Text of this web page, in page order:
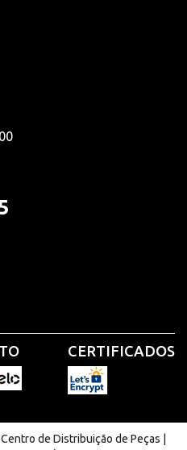
CERTIFICADOS
de Distribuição de Peças |